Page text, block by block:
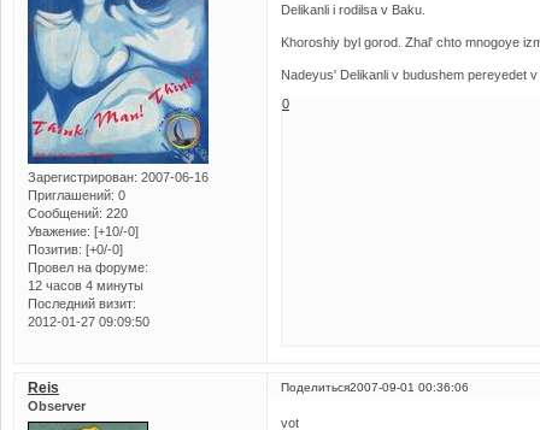
Зарегистрирован: 2007-06-16
Приглашений: 0
Сообщений: 220
Уважение: [+10/-0]
Позитив: [+0/-0]
Провел на форуме:
12 часов 4 минуты
Последний визит:
2012-01-27 09:09:50
Delikanli i rodilsa v Baku.
Khoroshiy byl gorod. Zhal' chto mnogoye
Nadeyus' Delikanli v budushem pereyedet v
0
Поделиться2007-09-01 00:36:06
Reis
Observer
vot